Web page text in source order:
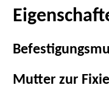
Mutter zur